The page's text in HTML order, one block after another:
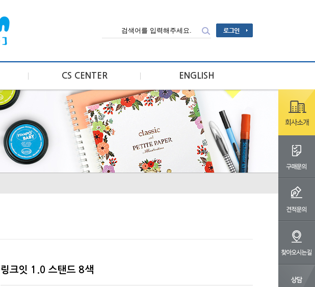
CS CENTER ENGLISH
링크잇 1.0 스탠드 8색